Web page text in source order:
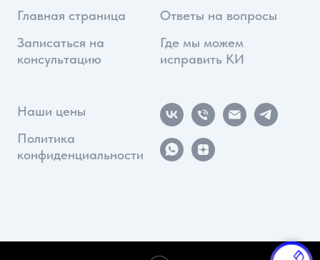
Главная страница
Записаться на
консультацию
Ответы на вопросы
Где мы можем
исправить КИ
Наши цены
Политика
конфиденциальности